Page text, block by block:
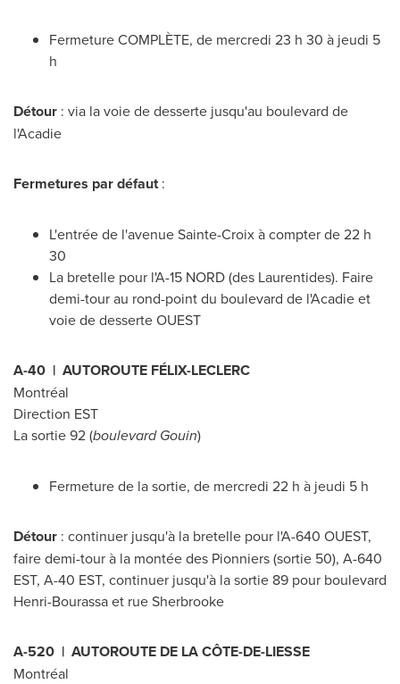
Fermeture COMPLÈTE, de mercredi 23 h 30 à jeudi 5
h
Détour : via la voie de desserte jusqu'au boulevard de
l'Acadie
Fermetures par défaut:
L'entrée de l'avenueSainte-Croixà compter de 22 h
30
La bretelle pour l'A-15 NORD (des Laurentides). Faire
demi-tour au rond-point du boulevard de l'Acadie et
voie de desserte OUEST
A-40 | AUTOROUTE FÉLIX-LECLERC
Montréal
Direction EST
La sortie 92 (boulevard Gouin)
Fermeture de la sortie, de mercredi 22 h à jeudi 5 h
Détour : continuer jusqu'à la bretelle pour l'A-640 OUEST,
faire demi-tour à la montée des Pionniers (sortie 50), A-640
EST, A-40 EST, continuer jusqu'à la sortie 89 pour boulevard
Henri-Bourassa et rueSherbrooke
A-520 | AUTOROUTE DE LA CÔTE-DE-LIESSE
Montréal